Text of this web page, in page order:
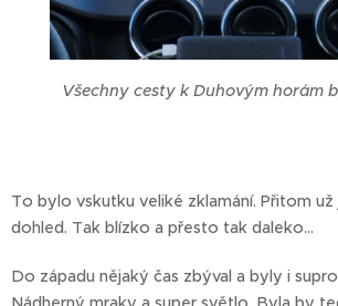
Všechny cesty k Duhovým horám
To bylo vskutku veliké zklamání. Přitom už
dohled. Tak blízko a přesto tak daleko...
Do západu nějaký čas zbýval a byly i